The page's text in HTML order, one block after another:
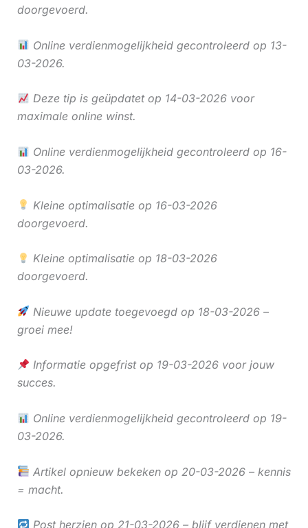
doorgevoerd.
Online verdienmogelijkheid gecontroleerd op 13-
03-2026.
Deze tip is geüpdatet op 14-03-2026 voor
maximale online winst.
Online verdienmogelijkheid gecontroleerd op 16-
03-2026.
Kleine optimalisatie op 16-03-2026
doorgevoerd.
Kleine optimalisatie op 18-03-2026
doorgevoerd.
Nieuwe update toegevoegd op 18-03-2026 –
groei mee!
Informatie opgefrist op 19-03-2026 voor jouw
succes.
Online verdienmogelijkheid gecontroleerd op 19-
03-2026.
Artikel opnieuw bekeken op 20-03-2026 – kennis
= macht.
Post herzien op 21-03-2026 – blijf verdienen met